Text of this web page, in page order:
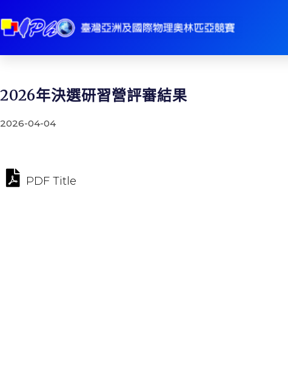
2026年決選研習營評審結果
2026-04-04
PDF Title